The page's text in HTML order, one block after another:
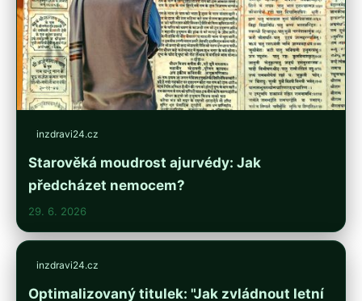
inzdravi24.cz
Starověká moudrost ajurvédy: Jak
předcházet nemocem?
29. 6. 2026
inzdravi24.cz
Optimalizovaný titulek: "Jak zvládnout letní